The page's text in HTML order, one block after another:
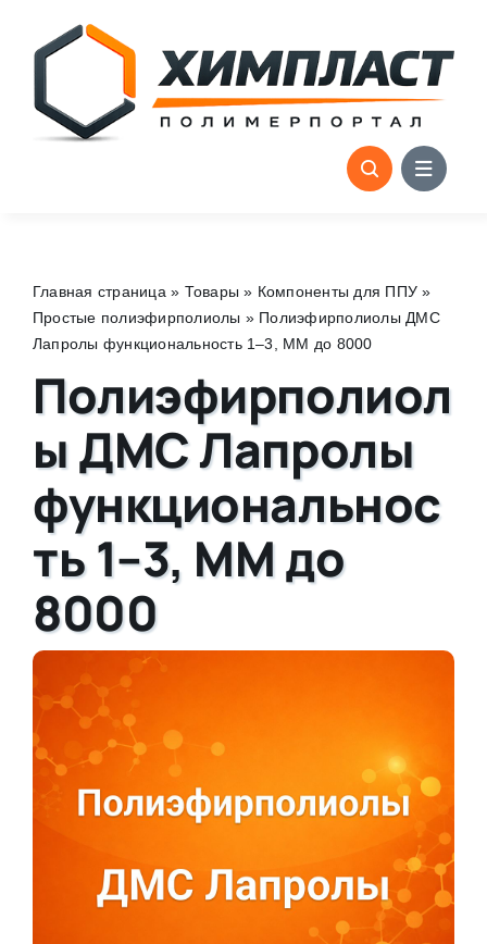
content
Главная страница » Товары » Компоненты для ППУ »
Простые полиэфирполиолы » Полиэфирполиолы ДМС
Лапролы функциональность 1–3, ММ до 8000
Полиэфирполиол
ы ДМС Лапролы
функциональнос
ть 1–3, ММ до
8000